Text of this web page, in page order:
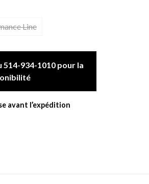
Line
934-1010 pour la
avant l’expédition